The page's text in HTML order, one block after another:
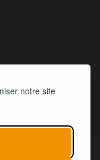
notre site
droits réservés